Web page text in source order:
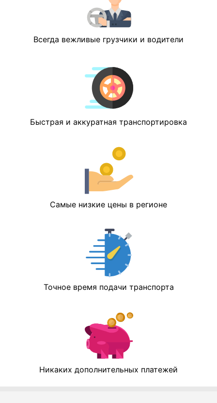
Всегда вежливые грузчики и водители
Быстрая и аккуратная транспортировка
Самые низкие цены в регионе
Точное время подачи транспорта
Никаких дополнительных платежей